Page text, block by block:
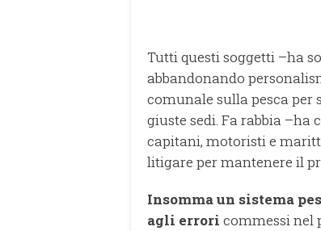
Tutti questi soggetti –ha
abbandonando
comunale sulla pesca
giuste sedi. Fa rabbia –ha
capitani, motoristi e
litigare per mantenere il
Insomma un sistema
agli errori commessi nel